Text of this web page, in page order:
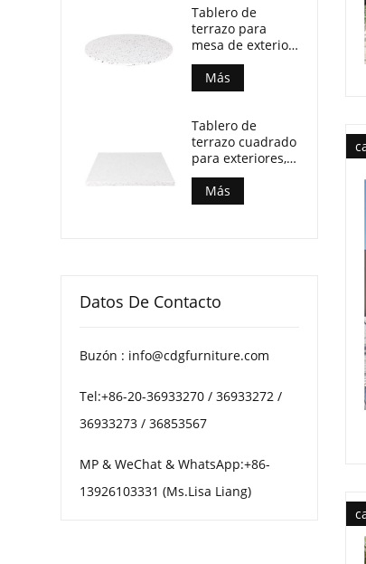
exteriores
comerciales.
Tablero de
terrazo para
mesa de exterior
personalizable
en color y
tamaño
Más
Tablero de
terrazo cuadrado
para exteriores,
duradero y
resistente a la
intemperie
Más
Datos De Contacto
Buzón : info@cdgfurniture.com
Tel:+86-20-36933270 / 36933272 /
36933273 / 36853567
MP & WeChat & WhatsApp:+86-
13926103331 (Ms.Lisa Liang)